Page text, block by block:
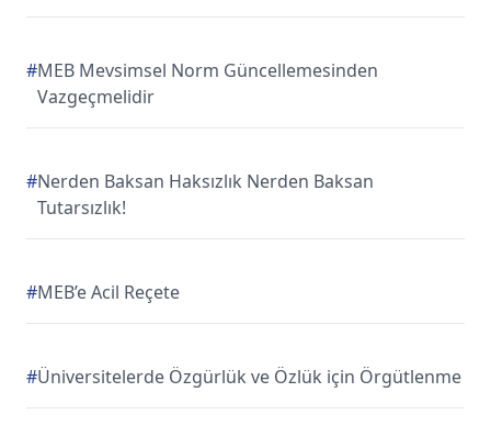
#MEB Mevsimsel Norm Güncellemesinden
Vazgeçmelidir
#Nerden Baksan Haksızlık Nerden Baksan
Tutarsızlık!
#MEB’e Acil Reçete
#Üniversitelerde Özgürlük ve Özlük için Örgütlenme